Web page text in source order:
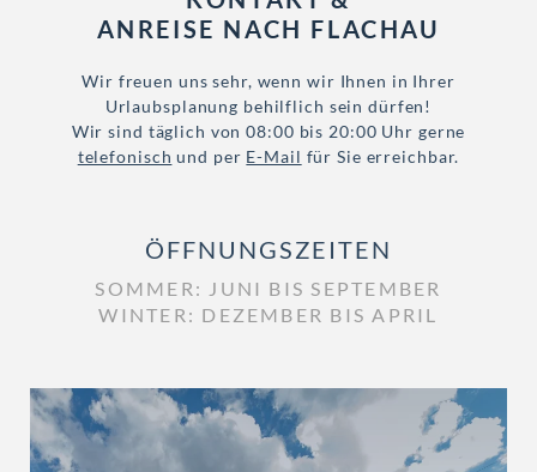
ANREISE NACH FLACHAU
Wir freuen uns sehr, wenn wir Ihnen in Ihrer
Urlaubsplanung behilflich sein dürfen!
Wir sind täglich von 08:00 bis 20:00 Uhr gerne
telefonisch und per E-Mail für Sie erreichbar.
ÖFFNUNGSZEITEN
SOMMER: JUNI BIS SEPTEMBER
WINTER: DEZEMBER BIS APRIL